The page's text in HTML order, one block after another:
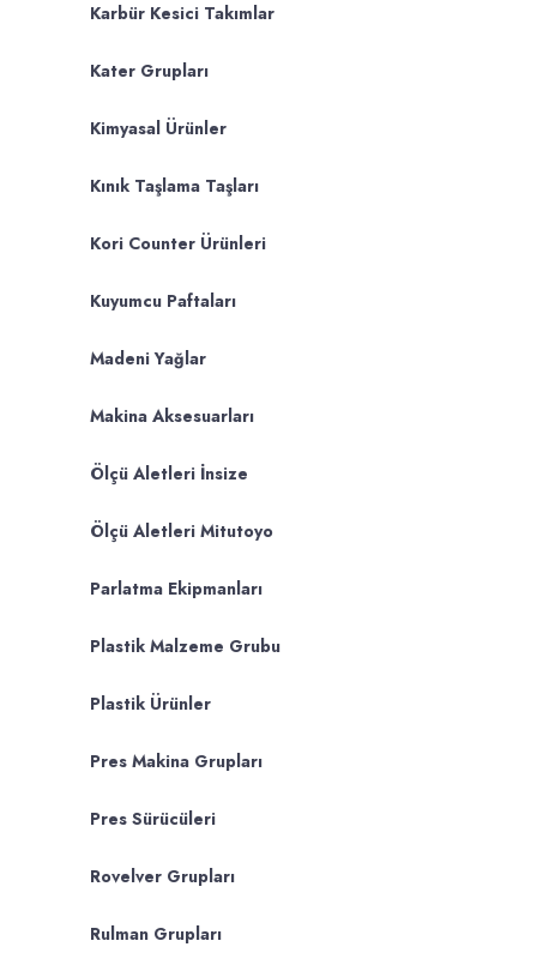
Karbür Kesici Takımlar
Kater Grupları
Kimyasal Ürünler
Kınık Taşlama Taşları
Kori Counter Ürünleri
Kuyumcu Paftaları
Madeni Yağlar
Makina Aksesuarları
Ölçü Aletleri İnsize
Ölçü Aletleri Mitutoyo
Parlatma Ekipmanları
Plastik Malzeme Grubu
Plastik Ürünler
Pres Makina Grupları
Pres Sürücüleri
Rovelver Grupları
Rulman Grupları